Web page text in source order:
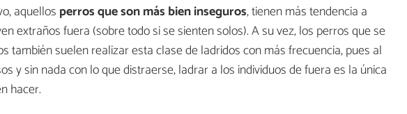
aquellos perros que son más bien inseguros, tienen más tendencia a
extraños fuera (sobre todo si se sienten solos). A su vez, los perros que se
también suelen realizar esta clase de ladridos con más frecuencia, pues al
y sin nada con lo que distraerse, ladrar a los individuos de fuera es la única
hacer.